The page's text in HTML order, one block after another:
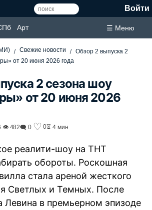
Войти
Арт ☰ Меню
Свежие новости
Обзор 2 выпуска 2
от 20 июня 2026 года
2 сезона шоу
от 20 июня 2026
👁 482🗨 0 ♡ 0⏳ 4 мин
реалити-шоу на ТНТ
обороты. Роскошная
стала ареной жесткого
Светлых и Темных. После
Левина в премьерном эпизоде